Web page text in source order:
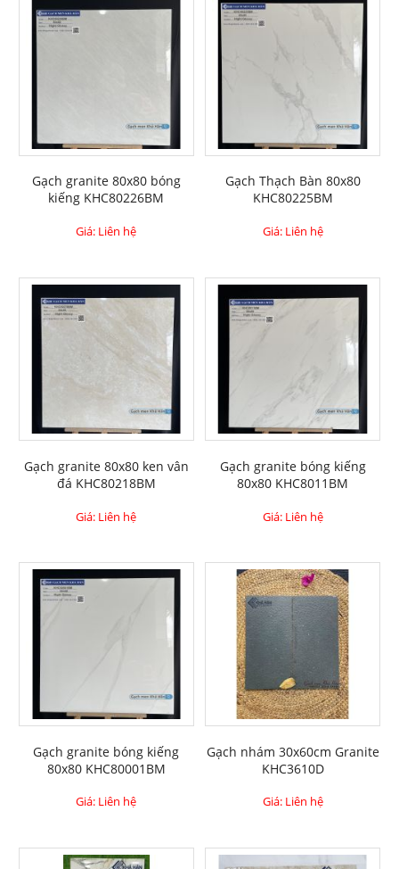
Gạch granite 80x80 bóng
kiếng KHC80226BM
Giá: Liên hệ
Gạch Thạch Bàn 80x80
KHC80225BM
Giá: Liên hệ
Gạch granite 80x80 ken vân
đá KHC80218BM
Giá: Liên hệ
Gạch granite bóng kiếng
80x80 KHC8011BM
Giá: Liên hệ
Gạch granite bóng kiếng
80x80 KHC80001BM
Giá: Liên hệ
Gạch nhám 30x60cm Granite
KHC3610D
Giá: Liên hệ